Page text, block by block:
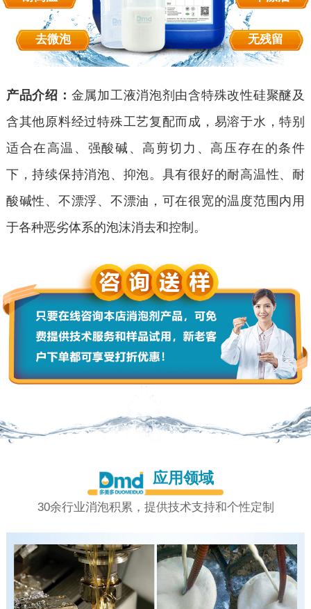
去微泡 无残留
产品介绍： 金属加工液消泡剂由含特殊改性硅聚醚及
含其他原料经过特殊工艺复配而成，易溶于水，特别
适合在高温、强酸碱、高剪切力、高压存在的条件
下，持续保持消泡、抑泡。具有很好的耐高温性、耐
酸碱性、不漂浮、不漂油，可在很宽的温度范围内用
于各种恶劣体系的泡沫消去和控制。
应用领域
30余行业消泡积累，提供技术支持和个性定制